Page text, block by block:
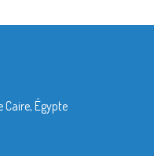
Caire, Égypte